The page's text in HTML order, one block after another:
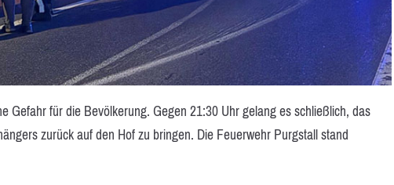
Gefahr für die Bevölkerung. Gegen 21:30 Uhr gelang es schließlich, das
zurück auf den Hof zu bringen. Die Feuerwehr Purgstall stand